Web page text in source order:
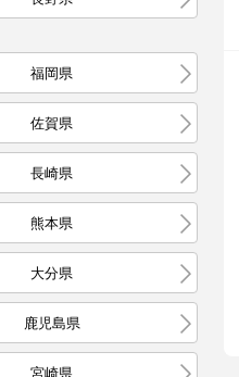
福岡県
佐賀県
長崎県
熊本県
大分県
鹿児島県
宮崎県